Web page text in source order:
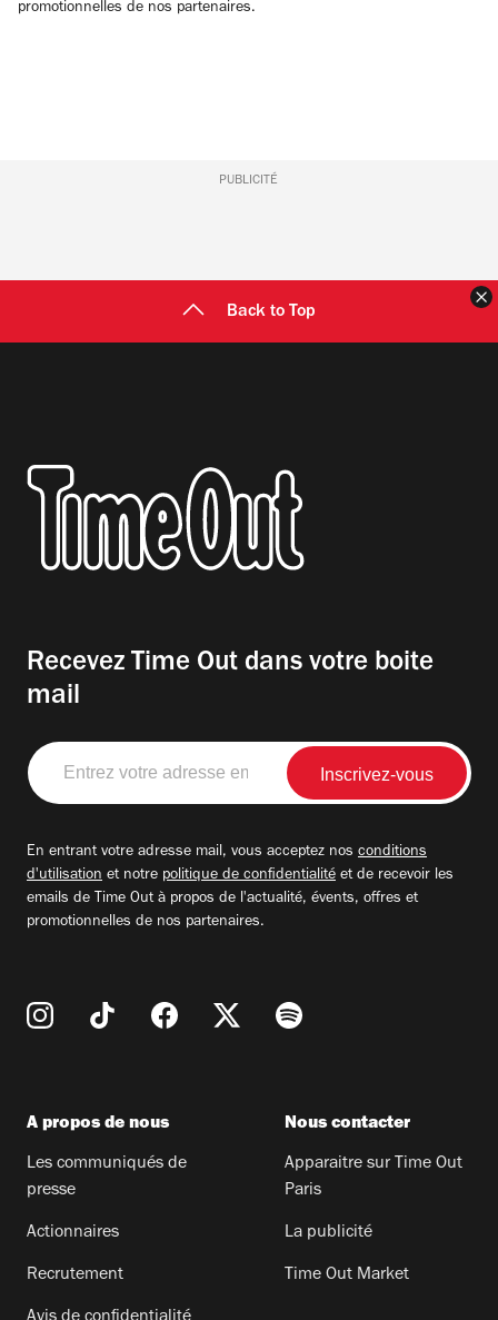
promotionnelles de nos partenaires.
PUBLICITÉ
Back to Top
Recevez Time Out dans votre boite
mail
Entrez
votre
adresse
En entrant votre adresse mail, vous acceptez nos conditions
d'utilisation et notre politique de confidentialité et de recevoir les
emails de Time Out à propos de l'actualité, évents, offres et
promotionnelles de nos partenaires.
A propos de nous
Les communiqués de
presse
Actionnaires
Recrutement
Nous contacter
Apparaitre sur Time Out
Paris
La publicité
Time Out Market